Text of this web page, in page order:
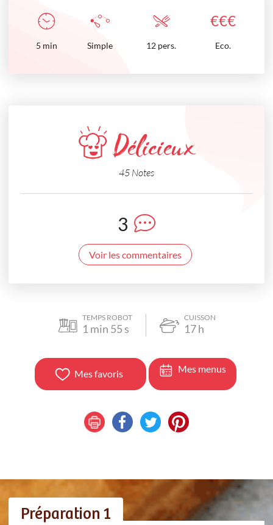
€€€
5 min Simple 12 pers. Eco.
Délicieux
45 Notes
3
Voir les commentaires
TEMPS ROBOT
1 min 55 s
CUISSON
17h
Mes favoris Mes menus
Préparation 1